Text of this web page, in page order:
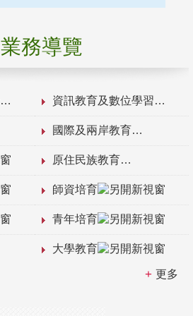
業務導覽
資訊教育及數位學習
國際及兩岸教育
原住民族教育
師資培育
青年培育
大學教育
更多